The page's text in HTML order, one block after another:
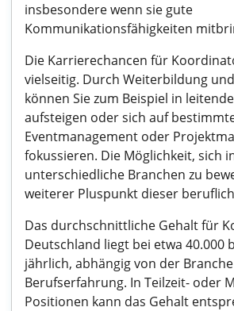
insbesondere wenn sie gute
Kommunikationsfähigkeiten
Die Karrierechancen für
vielseitig. Durch Weiterbildung
können Sie zum Beispiel in
aufsteigen oder sich auf
Eventmanagement oder
fokussieren. Die Möglichkeit, sich
unterschiedliche Branchen zu
weiterer Pluspunkt dieser
Das durchschnittliche Gehalt für
Deutschland liegt bei etwa 40.000
jährlich, abhängig von der
Berufserfahrung. In Teilzeit- oder
Positionen kann das Gehalt